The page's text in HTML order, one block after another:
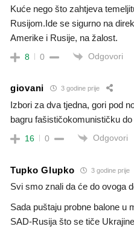
Kuće nego što zahtjeva
Rusijom.Ide se sigurno na
Amerike i Rusije, na žalost.
8 0 Odgovori
giovani 3 godine prije
Izbori za dva tjedna, gori pod
bagru fašističokomunističku
16 0 Odgovori
Tupko Glupko 3 godine prije
Svi smo znali da će do ovoga
Sada puštaju probne balone u
SAD-Rusija što se tiče